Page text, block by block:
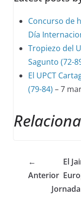
Concurso de
Día
Tropiezo del
Sagunto (72-
El UPCT
(79-84) – 7
←
Anterior
El